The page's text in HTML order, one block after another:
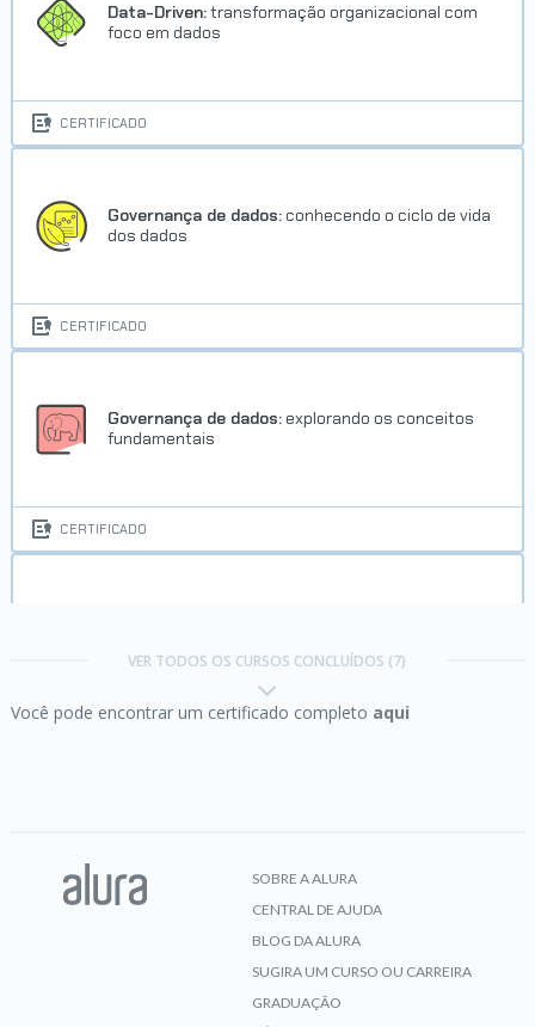
Data-Driven:transformação organizacional com
foco em dados
CERTIFICADO
Governança de dados: conhecendo o ciclo de vida
dos dados
CERTIFICADO
Governança de dados: explorando os conceitos
fundamentais
CERTIFICADO
VER TODOS OS CURSOS CONCLUÍDOS (7)
Você pode encontrar um certificado completo aqui
SOBRE A ALURA
CENTRAL DE AJUDA
BLOG DA ALURA
SUGIRA UM CURSO OU CARREIRA
GRADUAÇÃO